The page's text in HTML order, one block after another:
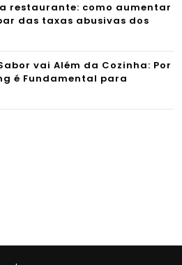
restaurante: como aumentar
das taxas abusivas dos
vai Além da Cozinha: Por
é Fundamental para